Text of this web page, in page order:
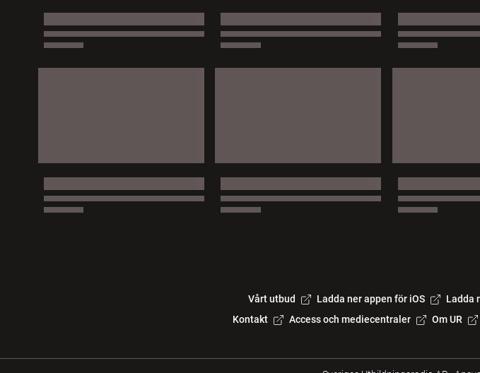
Vårt utbud Ladda ner appen för iOS Ladda
Kontakt
Access och mediecentraler Om UR